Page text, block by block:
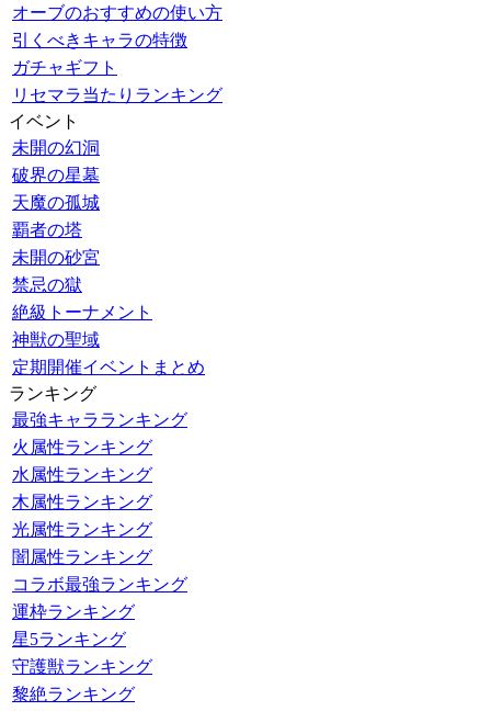
オーブのおすすめの使い方
引くべきキャラの特徴
ガチャギフト
リセマラ当たりランキング
イベント
未開の幻洞
破界の星墓
天魔の孤城
覇者の塔
未開の砂宮
禁忌の獄
絶級トーナメント
神獣の聖域
定期開催イベントまとめ
ランキング
最強キャラランキング
火属性ランキング
水属性ランキング
木属性ランキング
光属性ランキング
闇属性ランキング
コラボ最強ランキング
運枠ランキング
星5ランキング
守護獣ランキング
黎絶ランキング